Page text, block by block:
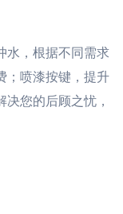
水，根据不同需求
；喷漆按键，提升
您的后顾之忧，